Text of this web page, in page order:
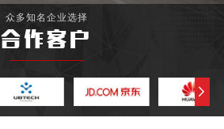
众多知名企业选择
合作客户